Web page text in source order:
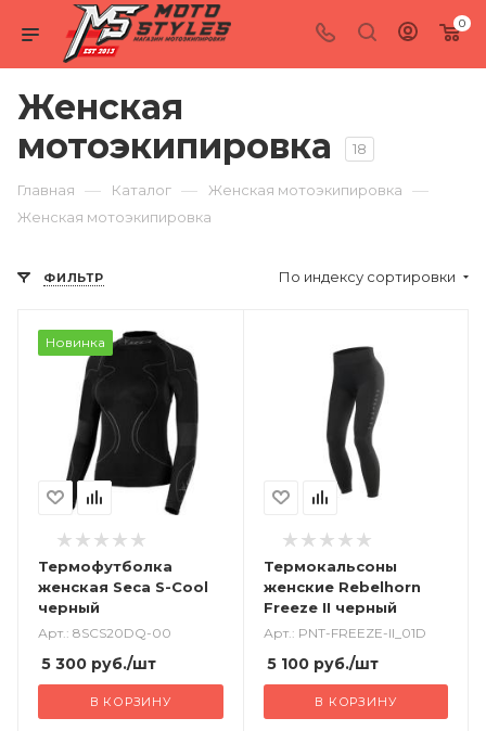
0
Женская
мотоэкипировка
18
Главная — Каталог — Женская мотоэкипировка —
Женская мотоэкипировка
ФИЛЬТР По индексу сортировки
Новинка
Термофутболка
женская Seca S-Cool
черный
Арт.: 8SCS20DQ-00
5 300 руб./шт
В КОРЗИНУ
Термокальсоны
женские Rebelhorn
Freeze II черный
Арт.: PNT-FREEZE-II_01D
5 100руб./шт
В КОРЗИНУ